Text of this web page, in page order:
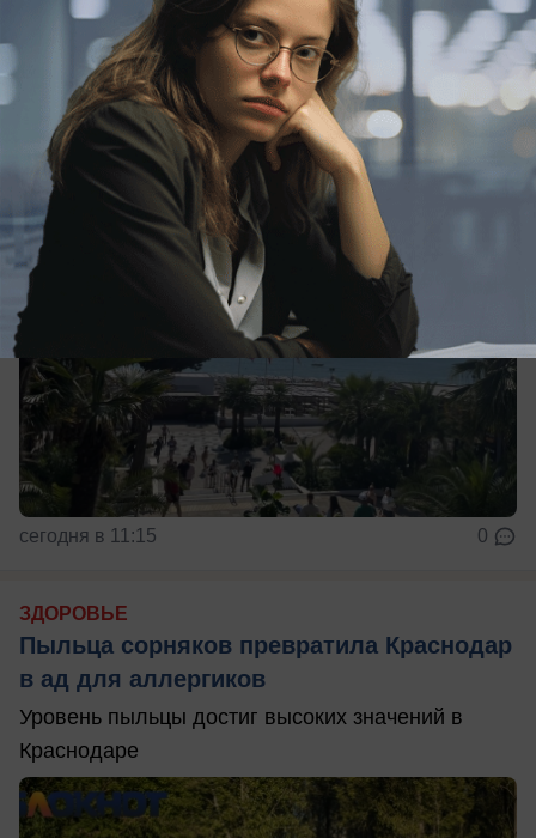
Два города Краснодарского края попали
в топ-10 самых душных мест страны
Духота накрыла города Черноморского
побережья
сегодня в 11:15 0
ЗДОРОВЬЕ
Пыльца сорняков превратила Краснодар
в ад для аллергиков
Уровень пыльцы достиг высоких значений в
Краснодаре